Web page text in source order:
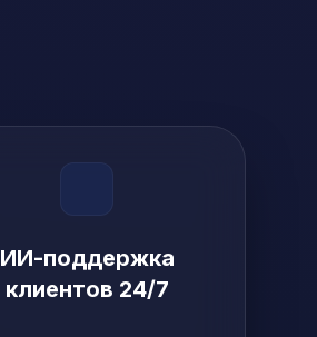
ИИ-поддержка
клиентов 24/7